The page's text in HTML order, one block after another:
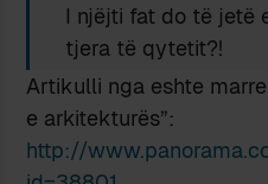
I njëjti fat do të jetë
tjera të qytetit?!
Artikulli nga eshte
e arkitekturës”:
http://